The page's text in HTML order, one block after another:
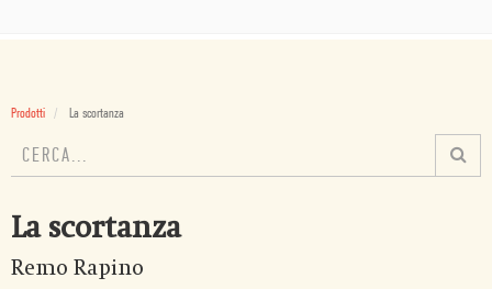
Prodotti La scortanza
La scortanza
Remo Rapino